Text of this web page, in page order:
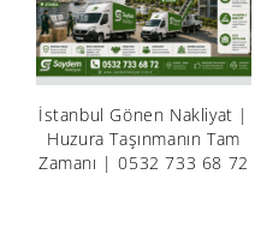
İstanbul Gönen Nakliyat |
Huzura Taşınmanın Tam
Zamanı | 0532 733 68 72